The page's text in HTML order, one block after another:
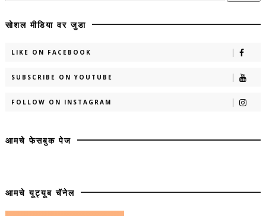
सोशल मीडिया वर जुडा
LIKE ON FACEBOOK
SUBSCRIBE ON YOUTUBE
FOLLOW ON INSTAGRAM
आमचे फेसबुक पेज
आमचे यूट्यूब चॅनेल